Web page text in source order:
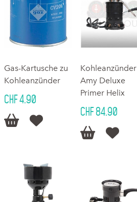
Gas-Kartusche zu
Kohleanzünder
CHF 4.90
 
Kohleanzünder
Amy Deluxe
Primer Helix
CHF 84.90
 